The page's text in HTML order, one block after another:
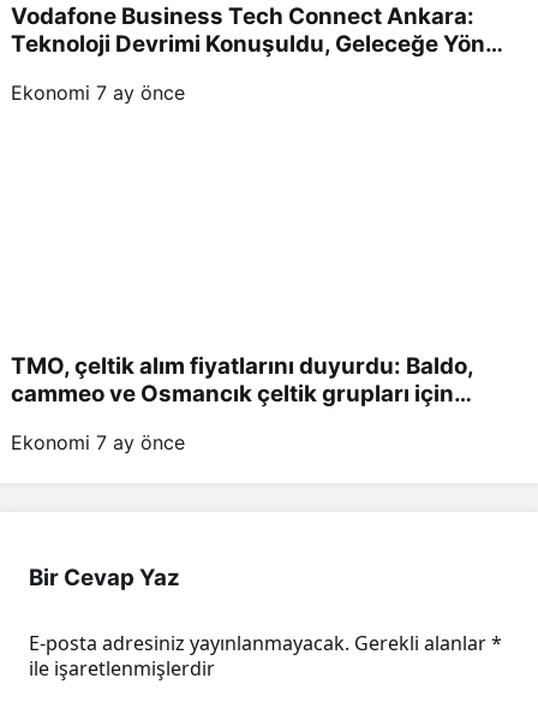
Vodafone Business Tech Connect Ankara:
Teknoloji Devrimi Konuşuldu, Geleceğe Yön
Ekonomi 7 ay önce
TMO, çeltik alım fiyatlarını duyurdu: Baldo,
cammeo ve Osmancık çeltik grupları için
Ekonomi 7 ay önce
Bir Cevap Yaz
E-posta adresiniz yayınlanmayacak. Gerekli alanlar*
ile işaretlenmişlerdir